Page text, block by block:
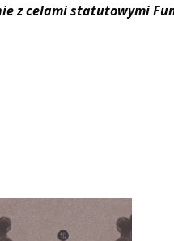
z celamistatutowymi